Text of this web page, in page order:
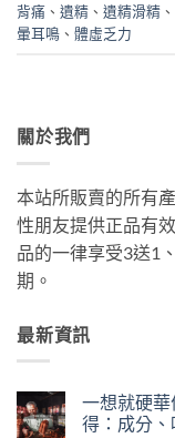
背痛 、 遺精 、 遺精滑精 、
暈耳鳴 、 體虛乏力
關於我們
本站所販賣的所有
性朋友提供正品有
品的一律享受3送1
期。
最新資訊
一想就硬
得：成分、